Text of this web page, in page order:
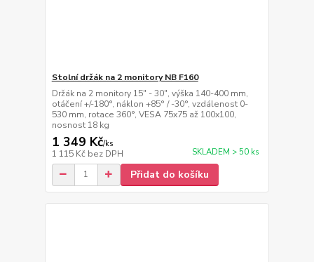
Stolní držák na 2 monitory NB F160
Držák na 2 monitory 15" - 30", výška 140-400 mm,
otáčení +/-180°, náklon +85° / -30°, vzdálenost 0-
530 mm, rotace 360°, VESA 75x75 až 100x100,
nosnost 18 kg
1 349 Kč/ks
1 115 Kč bez DPH SKLADEM > 50 ks
Přidat do košíku